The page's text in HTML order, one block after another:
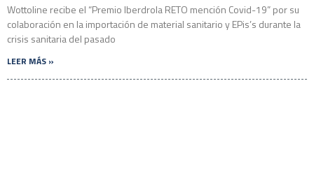
Wottoline recibe el “Premio Iberdrola RETO mención Covid-19” por su
colaboración en la importación de material sanitario y EPis’s durante la
crisis sanitaria del pasado
LEER MÁS »